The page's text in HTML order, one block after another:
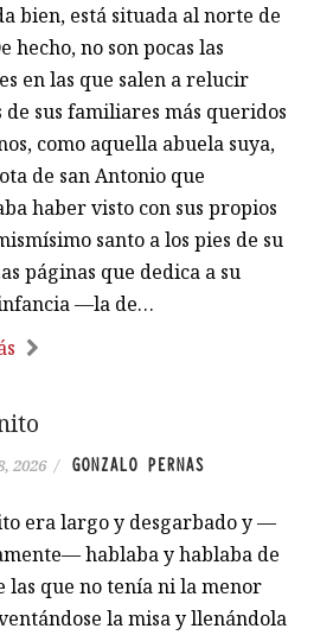
bien, está situada al norte de
hecho, no son pocas las
en las que salen a relucir
de sus familiares más queridos
como aquella abuela suya,
de san Antonio que
haber visto con sus propios
santo a los pies de su
páginas que dedica a su
—la de…
2026 / GONZALO PERNAS
era largo y desgarbado y —
hablaba y hablaba de
las que no tenía ni la menor
la misa y llenándola